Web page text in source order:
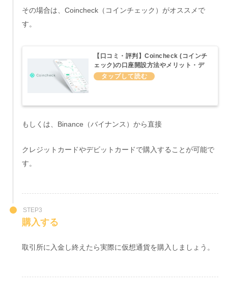
その場合は、Coincheck（コインチェック）がオススメで
す。
【口コミ・評判】Coincheck (コインチ
ェック)の口座開設方法やメリット・デ
メリットについてわかりやすくまとめて
もしくは、Binance（バイナンス）から直接
クレジットカードやデビットカードで購入することが可能で
す。
STEP3
購入する
取引所に入金し終えたら実際に仮想通貨を購入しましょう。